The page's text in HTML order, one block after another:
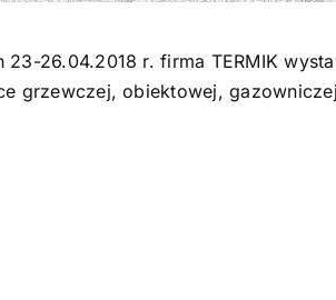
23-26.04.2018 r. firma TERMIK
grzewczej, obiektowej,